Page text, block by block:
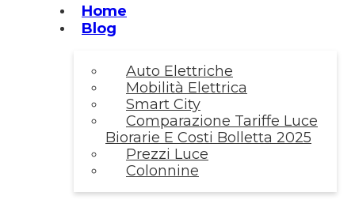
Home
Blog
Auto Elettriche
Mobilità Elettrica
Smart City
Comparazione Tariffe Luce
Biorarie E Costi Bolletta 2025
Prezzi Luce
Colonnine